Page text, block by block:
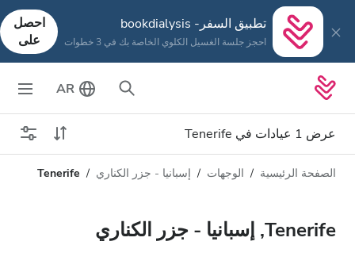
تطبيق السفر- bookdialysis
احجز جلسة الغسيل الكلوي الخاصة بك في 3 خطوات
احصل
على
AR
عرض 1 عيادات في Tenerife
نوع الغسيل الكلوي
كل أنواع الغسيل الكلوي
المسافة
الصفحة الرئيسية الوجهات إسبانيا - جزر الكناري Tenerife
Tenerife, إسبانيا - جزر الكناري